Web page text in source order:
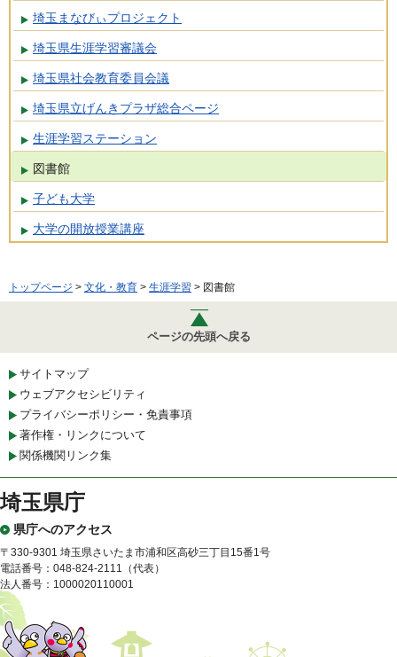
埼玉まなびぃプロジェクト
埼玉県生涯学習審議会
埼玉県社会教育委員会議
埼玉県立げんきプラザ総合ページ
生涯学習ステーション
図書館
子ども大学
大学の開放授業講座
トップページ > 文化・教育 > 生涯学習 > 図書館
ページの先頭へ戻る
サイトマップ
ウェブアクセシビリティ
プライバシーポリシー・免責事項
著作権・リンクについて
関係機関リンク集
埼玉県庁
県庁へのアクセス
〒330-9301 埼玉県さいたま市浦和区高砂三丁目15番1号
電話番号：048-824-2111（代表）
法人番号：1000020110001